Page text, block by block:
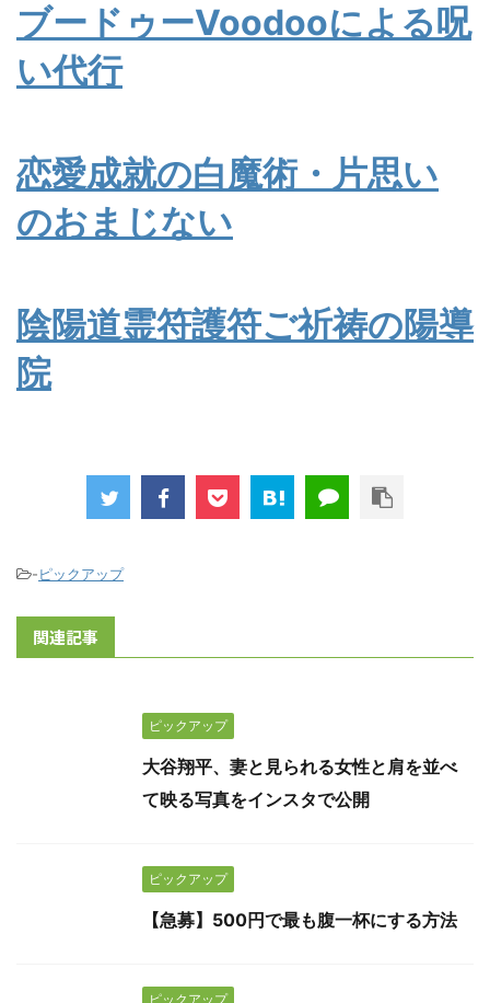
ブードゥーVoodooによる呪
い代行
恋愛成就の白魔術・片思い
のおまじない
陰陽道霊符護符ご祈祷の陽導
院
-ピックアップ
関連記事
ピックアップ
大谷翔平、妻と見られる女性と肩を並べ
て映る写真をインスタで公開
ピックアップ
【急募】500円で最も腹一杯にする方法
ピックアップ